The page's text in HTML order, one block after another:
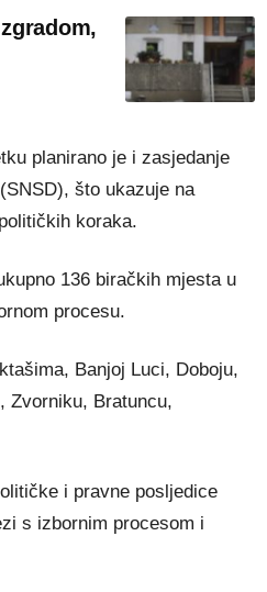
planirano je i zasjedanje
što ukazuje na
koraka.
136 biračkih mjesta u
procesu.
Banjoj Luci, Doboju,
Zvorniku, Bratuncu,
i pravne posljedice
s izbornim procesom i